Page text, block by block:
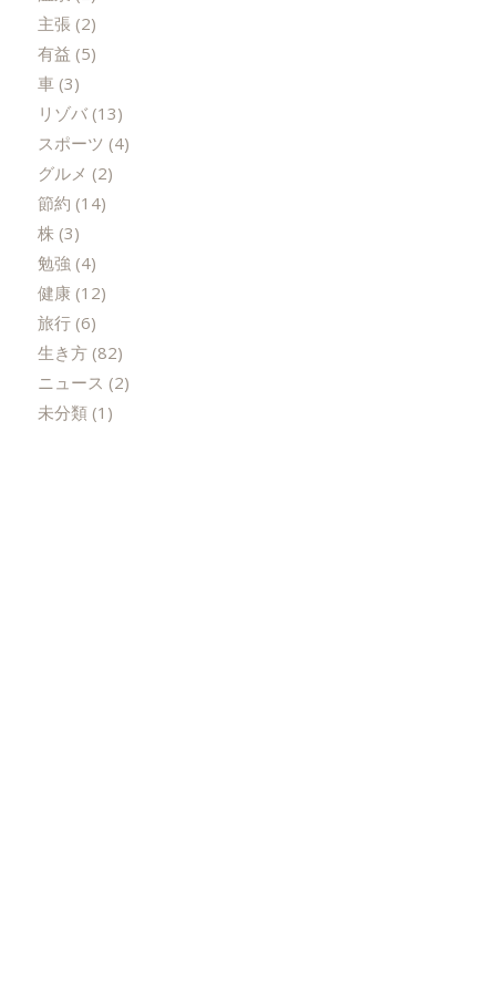
主張 (2)
有益 (5)
車(3)
リゾバ(13)
スポーツ (4)
グルメ (2)
節約 (14)
株(3)
勉強 (4)
健康 (12)
旅行(6)
生き方(82)
ニュース (2)
未分類(1)